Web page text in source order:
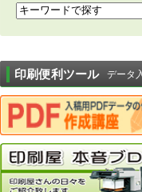
印刷便利ツール データ